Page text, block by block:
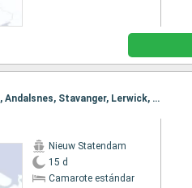
Itinerario : Rotterdam, Nordfjord, Alesund, Trondheim, Honningsvag, Tromso, Andalsnes, Stavanger, Lerwick, Dover, Rotterdam
Nieuw Statendam
15 d
Camarote estándar